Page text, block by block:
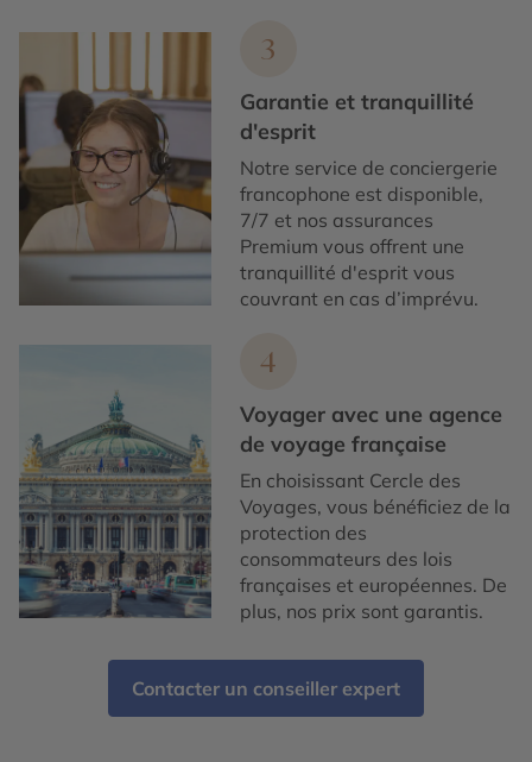
3
Garantie et tranquillité
d'esprit
Notre service de conciergerie
francophone est disponible,
7/7 et nos assurances
Premium vous offrent une
tranquillité d'esprit vous
couvrant en cas d’imprévu.
4
Voyager avec une agence
de voyage française
En choisissant Cercle des
Voyages, vous bénéficiez de la
protection des
consommateurs des lois
françaises et européennes. De
plus, nos prix sont garantis.
Contacter un conseiller expert